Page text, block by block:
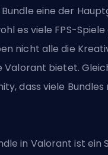
Bundle eine der
es viele FPS-
nicht alle die
Valorant bietet.
dass viele
in Valorant ist ein